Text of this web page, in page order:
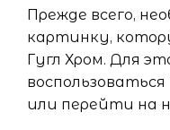
Прежде всего,
картинку,
Гугл Хром. Для
или перейти на